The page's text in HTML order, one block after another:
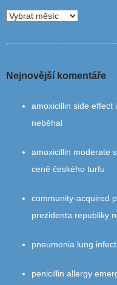
Nejnovější komentáře
amoxicillin side effect
neběhal
amoxicillin moderate
ceně českého turfu
community‑acquired
prezidenta republiky
pneumonia lung
penicillin allergy